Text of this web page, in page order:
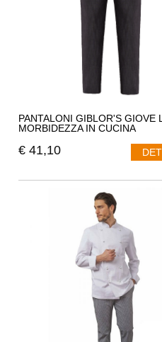
PANTALONI GIBLOR'S GIOVE
MORBIDEZZA IN CUCINA
€ 41,10